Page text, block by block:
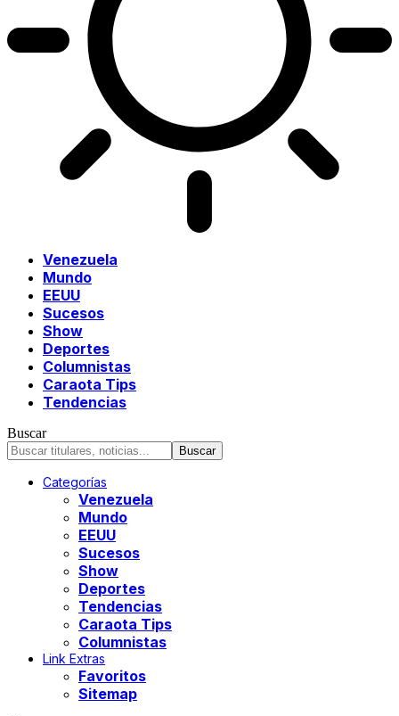
Venezuela
Mundo
EEUU
Sucesos
Show
Deportes
Columnistas
Caraota Tips
Tendencias
Buscar
Categorías
Venezuela
Mundo
EEUU
Sucesos
Show
Deportes
Tendencias
Caraota Tips
Columnistas
Link Extras
Favoritos
Sitemap